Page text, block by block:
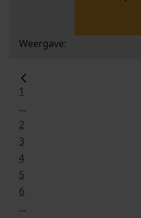
Weergave:
1
...
2
3
4
5
6
...